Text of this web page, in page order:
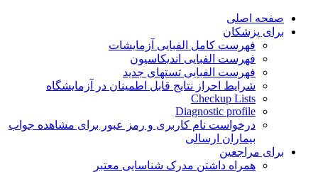
Skip
صفحه اصلی
برای پزشکان
فهرست کامل الفبایی آزمایشات
فهرست الفبایی اندیکاسیون
فهرست الفبایی تستهای جدید
شرایط احراز نتایج قابل اطمینان در آزمایشگاه
Checkup Lists
Diagnostic profile
درخواست نام کاربری و رمز عبور برای مشاهده جواب
بیماران ارسالی
برای مراجعین
همراه داشتن مدرک شناسایی معتبر